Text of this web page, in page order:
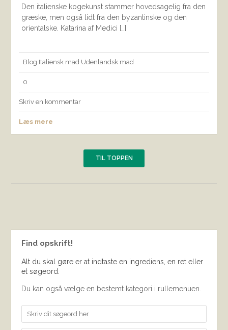
Den italienske kogekunst stammer hovedsagelig fra den
græske, men også lidt fra den byzantinske og den
orientalske. Katarina af Medici […]
Blog Italiensk mad Udenlandsk mad
0
Skriv en kommentar
Læs mere
TIL TOPPEN
Find opskrift!
Alt du skal gøre er at indtaste en ingrediens, en ret eller
et søgeord.
Du kan også vælge en bestemt kategori i rullemenuen.